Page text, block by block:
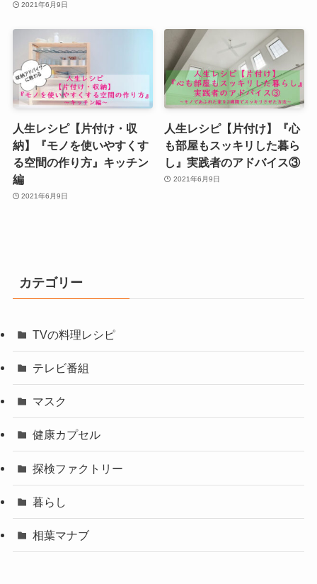
2021年6月9日
人生レシピ【片付け・収
納】『モノを使いやすくす
る空間の作り方』キッチン
編
2021年6月9日
人生レシピ【片付け】『心
も部屋もスッキリした暮ら
し』実践者のアドバイス③
2021年6月9日
カテゴリー
TVの料理レシピ
テレビ番組
マスク
健康カプセル
探検ファクトリー
暮らし
相葉マナブ